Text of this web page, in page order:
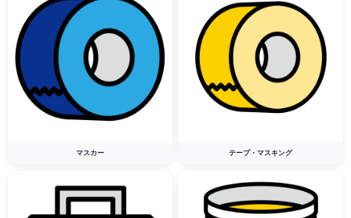
マスカー テープ・マスキング